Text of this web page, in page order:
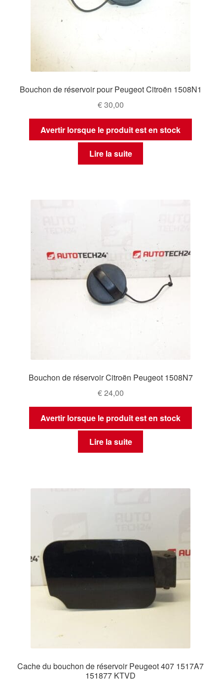
Bouchon de réservoir pour Peugeot Citroën 1508N1
€30,00
Avertir lorsque le produit est en stock
Lire la suite
Bouchon de réservoir Citroën Peugeot 1508N7
€24,00
Avertir lorsque le produit est en stock
Lire la suite
Cache du bouchon de réservoir Peugeot 407 1517A7
151877 KTVD